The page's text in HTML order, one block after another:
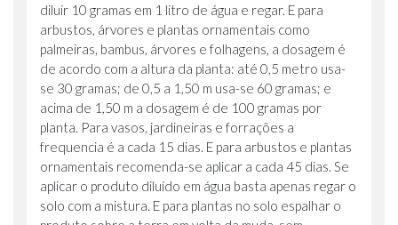
diluir 10 gramas em 1 litro de água e regar. E para
arbustos, árvores e plantas ornamentais como
palmeiras, bambus, árvores e folhagens, a dosagem é
de acordo com a altura da planta: até 0,5 metro usa-
se 30 gramas; de 0,5 a 1,50 m usa-se 60 gramas; e
acima de 1,50 m a dosagem é de 100 gramas por
planta. Para vasos, jardineiras e forrações a
frequencia é a cada 15 dias. E para arbustos e plantas
ornamentais recomenda-se aplicar a cada 45 dias. Se
aplicar o produto diluído em água basta apenas regar o
solo com a mistura. E para plantas no solo espalhar o